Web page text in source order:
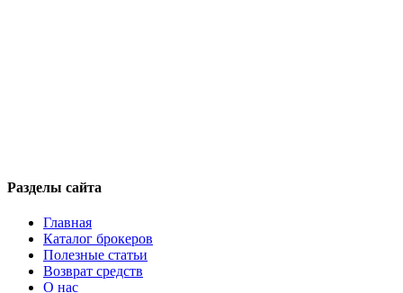
Разделы сайта
Главная
Каталог брокеров
Полезные статьи
Возврат средств
О нас